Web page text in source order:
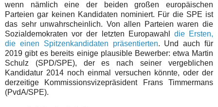
wenn nämlich eine der beiden großen europäischen
Parteien gar keinen Kandidaten nominiert. Für die SPE ist
das sehr unwahrscheinlich. Von allen Parteien waren die
Sozialdemokraten vor der letzten Europawahl die Ersten,
die einen Spitzenkandidaten präsentierten. Und auch für
2019 gibt es bereits einige plausible Bewerber: etwa Martin
Schulz (SPD/SPE), der es nach seiner vergeblichen
Kandidatur 2014 noch einmal versuchen könnte, oder der
derzeitige Kommissionsvizepräsident Frans Timmermans
(PvdA/SPE).